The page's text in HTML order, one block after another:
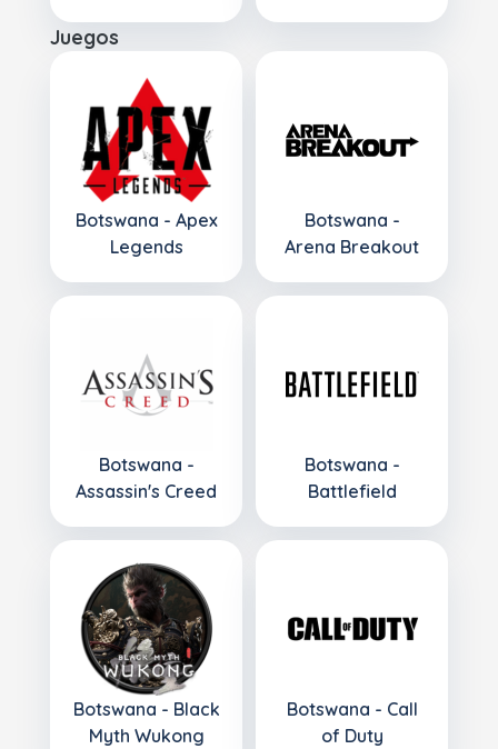
Juegos
Botswana - Apex
Legends
Botswana -
Arena Breakout
Botswana -
Assassin's Creed
Botswana -
Battlefield
Botswana - Black
Myth Wukong
Botswana - Call
of Duty